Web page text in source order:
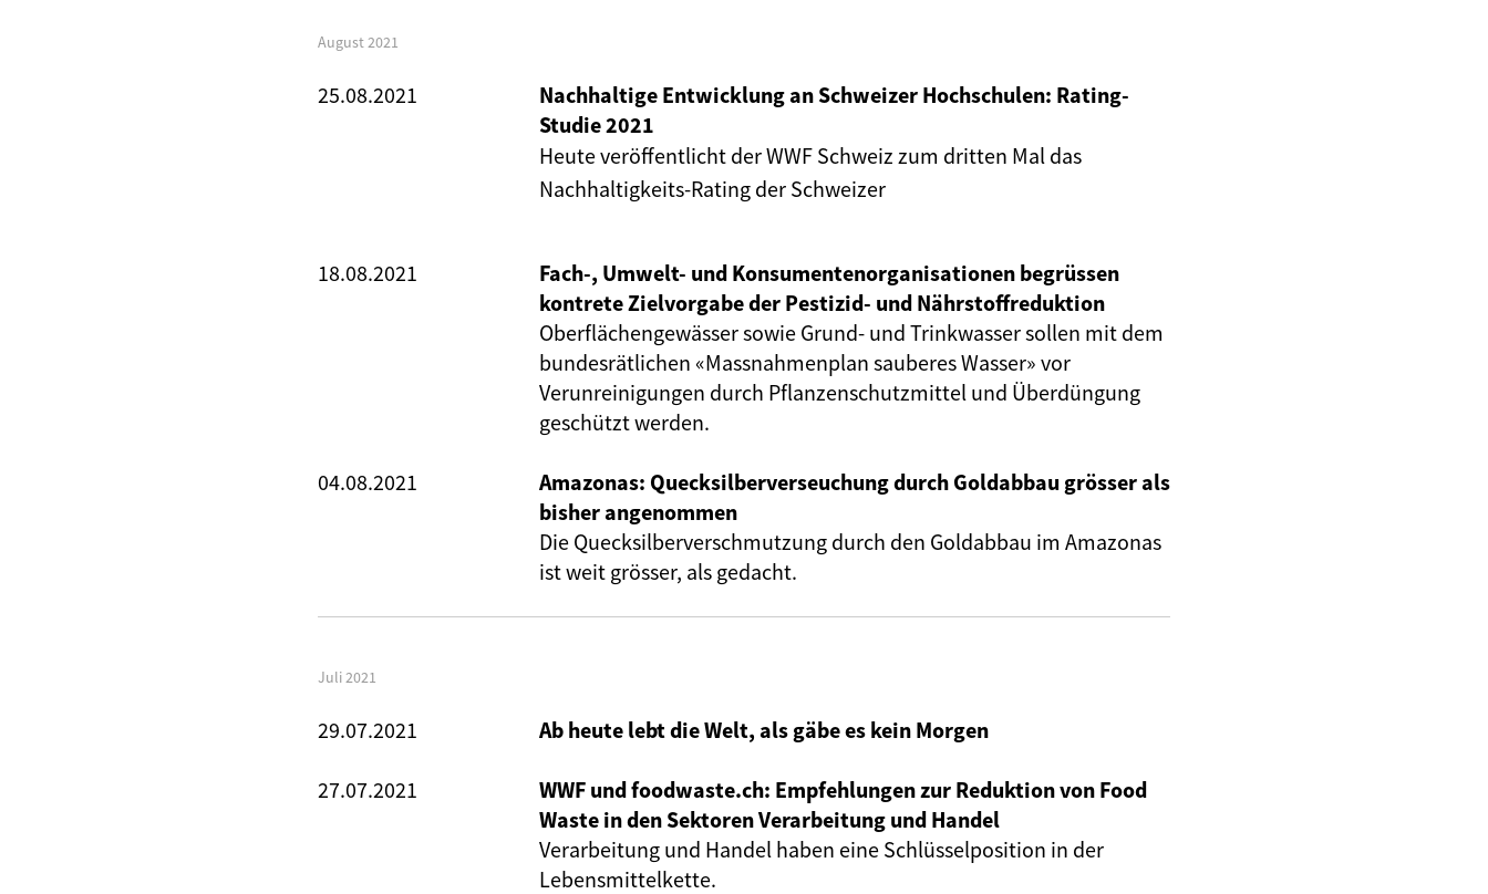
August 2021
25.08.2021
Nachhaltige Entwicklung an Schweizer Hochschulen: Rating-
Studie 2021
Heute veröffentlicht der WWF Schweiz zum dritten Mal das
Nachhaltigkeits-Rating der Schweizer
18.08.2021
Fach-, Umwelt- und Konsumentenorganisationen begrüssen
kontrete Zielvorgabe der Pestizid- und Nährstoffreduktion
Oberflächengewässer sowie Grund- und Trinkwasser sollen mit dem
bundesrätlichen «Massnahmenplan sauberes Wasser» vor
Verunreinigungen durch Pflanzenschutzmittel und Überdüngung
geschützt werden.
04.08.2021
Amazonas: Quecksilberverseuchung durch Goldabbau grösser als
bisher angenommen
Die Quecksilberverschmutzung durch den Goldabbau im Amazonas
ist weit grösser, als gedacht.
Juli 2021
29.07.2021 Ab heute lebt die Welt, als gäbe es kein Morgen
27.07.2021
WWF und foodwaste.ch: Empfehlungen zur Reduktion von Food
Waste in den Sektoren Verarbeitung und Handel
Verarbeitung und Handel haben eine Schlüsselposition in der
Lebensmittelkette.